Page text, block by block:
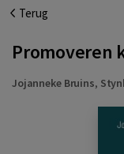
Terug
Promoveren
Jojanneke Bruins,